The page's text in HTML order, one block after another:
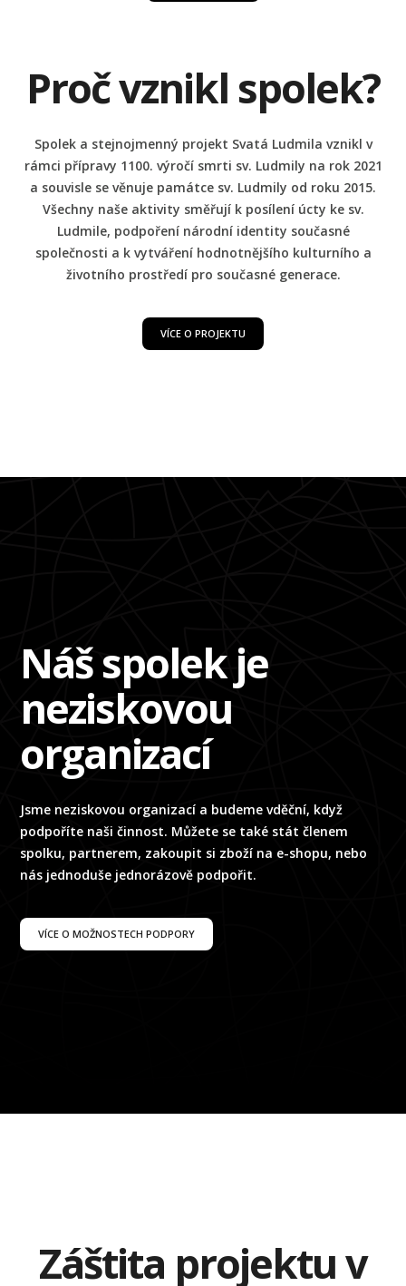
Proč vznikl spolek?
Spolek a stejnojmenný projekt Svatá Ludmila vznikl v
rámci přípravy 1100. výročí smrti sv. Ludmily na rok 2021
a souvisle se věnuje památce sv. Ludmily od roku 2015.
Všechny naše aktivity směřují k posílení úcty ke sv.
Ludmile, podpoření národní identity současné
společnosti a k vytváření hodnotnějšího kulturního a
životního prostředí pro současné generace.
VÍCE O PROJEKTU
Náš spolek je
neziskovou
organizací
Jsme neziskovou organizací a budeme vděční, když
podpoříte naši činnost. Můžete se také stát členem
spolku, partnerem, zakoupit si zboží na e-shopu, nebo
nás jednoduše jednorázově podpořit.
VÍCE O MOŽNOSTECH PODPORY
Záštita projektu v